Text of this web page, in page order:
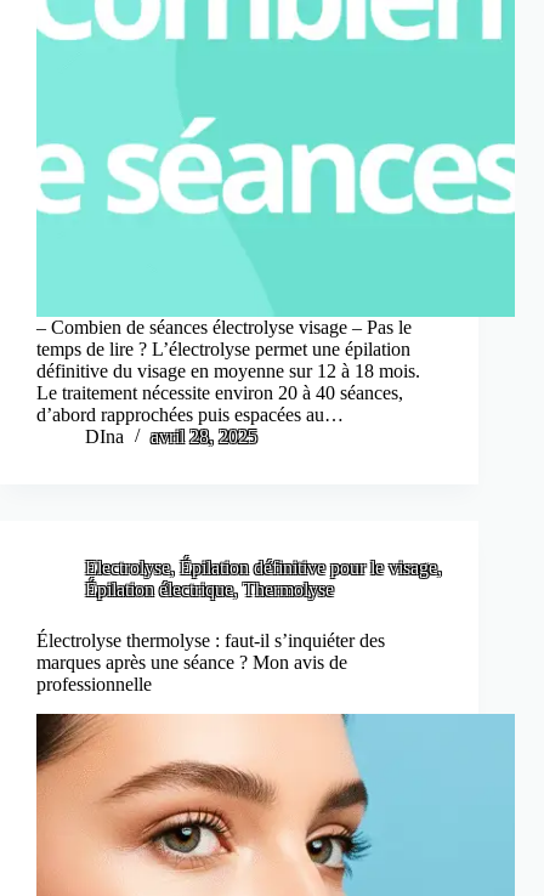
– Combien de séances électrolyse visage – Pas le
temps de lire ? L’électrolyse permet une épilation
définitive du visage en moyenne sur 12 à 18 mois.
Le traitement nécessite environ 20 à 40 séances,
d’abord rapprochées puis espacées au…
DIna
avril 28, 2025
Electrolyse,Épilation définitive pour le visage,
Épilation électrique,Thermolyse
Électrolyse thermolyse : faut-il s’inquiéter des
marques après une séance ? Mon avis de
professionnelle